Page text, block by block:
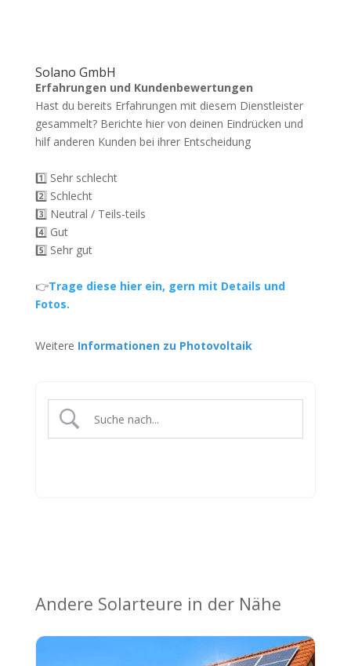
Solano GmbH
Erfahrungen und Kundenbewertungen
Hast du bereits Erfahrungen mit diesem Dienstleister
gesammelt? Berichte hier von deinen Eindrücken und
hilf anderen Kunden bei ihrer Entscheidung
1️⃣ Sehr schlecht
2️⃣ Schlecht
3️⃣ Neutral / Teils-teils
4️⃣ Gut
5️⃣ Sehr gut
👉Trage diese hier ein, gern mit Details und
Fotos.
Weitere Informationen zu Photovoltaik
Andere Solarteure in der Nähe